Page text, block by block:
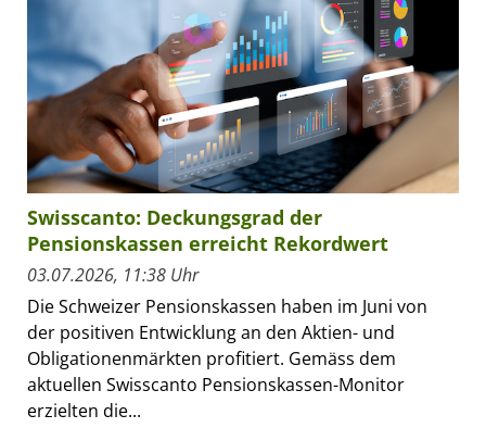
Swisscanto: Deckungsgrad der
Pensionskassen erreicht Rekordwert
03.07.2026, 11:38 Uhr
Die Schweizer Pensionskassen haben im Juni von
der positiven Entwicklung an den Aktien- und
Obligationenmärkten profitiert. Gemäss dem
aktuellen Swisscanto Pensionskassen-Monitor
erzielten die...